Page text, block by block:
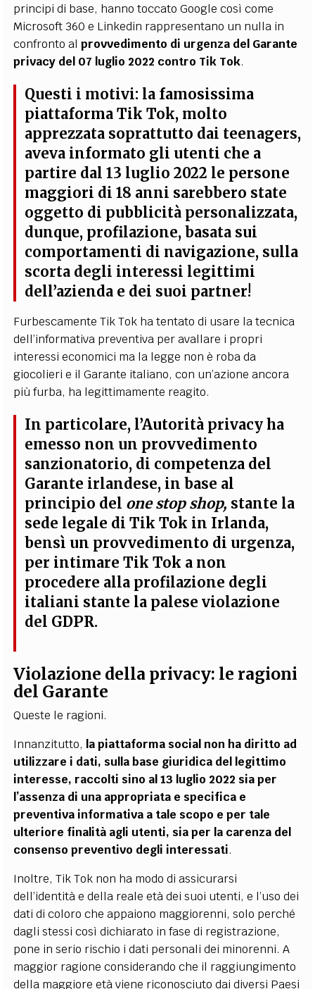
principi di base, hanno toccato Google così come
Microsoft 360 e Linkedin rappresentano un nulla in
confronto alprovvedimento di urgenza del Garante
privacy del 07 luglio 2022 contro Tik Tok.
Questi i motivi: la famosissima
piattaforma Tik Tok, molto
apprezzata soprattutto dai teenagers,
aveva informato gli utenti che a
partire dal 13 luglio 2022 le persone
maggiori di 18 anni sarebbero state
oggetto di pubblicità personalizzata,
dunque, profilazione, basata sui
comportamenti di navigazione, sulla
scorta degli interessi legittimi
dell’azienda e dei suoi partner!
Furbescamente Tik Tok ha tentato di usare la tecnica
dell’informativa preventiva per avallare i propri
interessi economici ma la legge non è roba da
giocolieri e il Garante italiano, con un’azione ancora
più furba, ha legittimamente reagito.
In particolare, l’Autorità privacy ha
emesso non un provvedimento
sanzionatorio, di competenza del
Garante irlandese, in base al
principio del one stop shop, stante la
sede legale di Tik Tok in Irlanda,
bensì un provvedimento di urgenza,
per intimare Tik Tok a non
procedere alla profilazione degli
italiani stante la palese violazione
del GDPR.
Violazione della privacy: le ragioni
del Garante
Queste le ragioni.
Innanzitutto, la piattaforma social non ha diritto ad
utilizzare i dati, sulla base giuridica del legittimo
interesse, raccolti sino al 13 luglio 2022 sia per
l’assenza di una appropriata e specifica e
preventiva informativa a tale scopo e per tale
ulteriore finalità agli utenti, sia per la carenza del
consenso preventivo degli interessati.
Inoltre, Tik Tok non ha modo di assicurarsi
dell’identità e della reale età dei suoi utenti, e l’uso dei
dati di coloro che appaiono maggiorenni, solo perché
dagli stessi così dichiarato in fase di registrazione,
pone in serio rischio i dati personali dei minorenni. A
maggior ragione considerando che il raggiungimento
della maggiore età viene riconosciuto dai diversi Paesi